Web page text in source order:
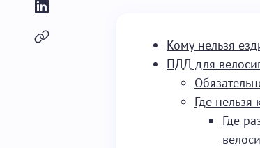
Кому нельзя
ПДД для
Где нельзя
Где